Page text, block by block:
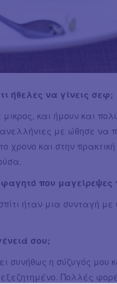
ήθελες να γίνεις σεφ;
και ήμουν και
με ώθησε να
χρονο και στην
που μαγείρεψες
ήταν μια συνταγή με
σου;
συνήθως η σύζυγός
Πολλές